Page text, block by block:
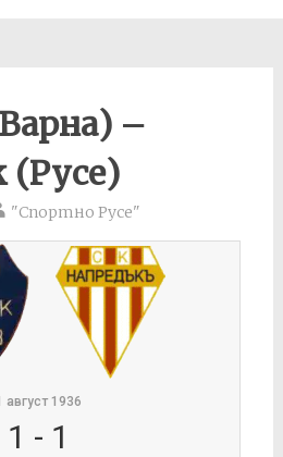
–
(Русе)
"Спортно Русе"
август 1936
1 - 1